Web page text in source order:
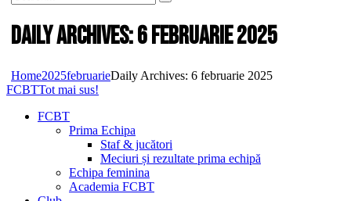
Daily Archives: 6 februarie 2025
Home2025februarieDaily Archives: 6 februarie 2025
FCBTTot mai sus!
FCBT
Prima Echipa
Staf & jucători
Meciuri și rezultate prima echipă
Echipa feminina
Academia FCBT